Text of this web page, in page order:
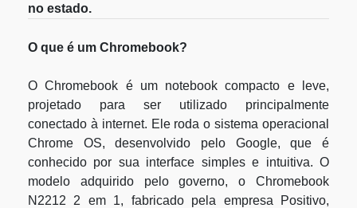
no estado.
O que é um Chromebook?
O Chromebook é um notebook compacto e leve,
projetado para ser utilizado principalmente
conectado à internet. Ele roda o sistema operacional
Chrome OS, desenvolvido pelo Google, que é
conhecido por sua interface simples e intuitiva. O
modelo adquirido pelo governo, o Chromebook
N2212 2 em 1, fabricado pela empresa Positivo,